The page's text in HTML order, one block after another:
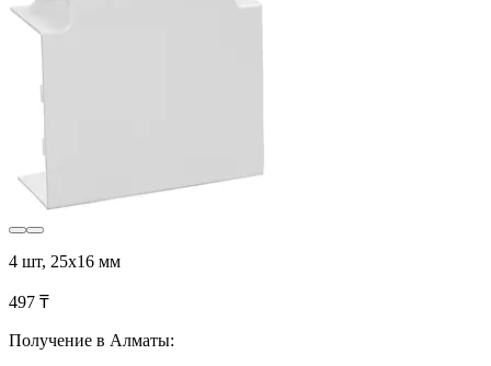
4 шт, 25х16 мм
497 ₸
Получение в Алматы: